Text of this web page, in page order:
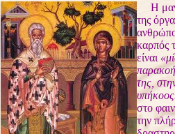
Η
της
καρπός
είναι
της,
στο
την